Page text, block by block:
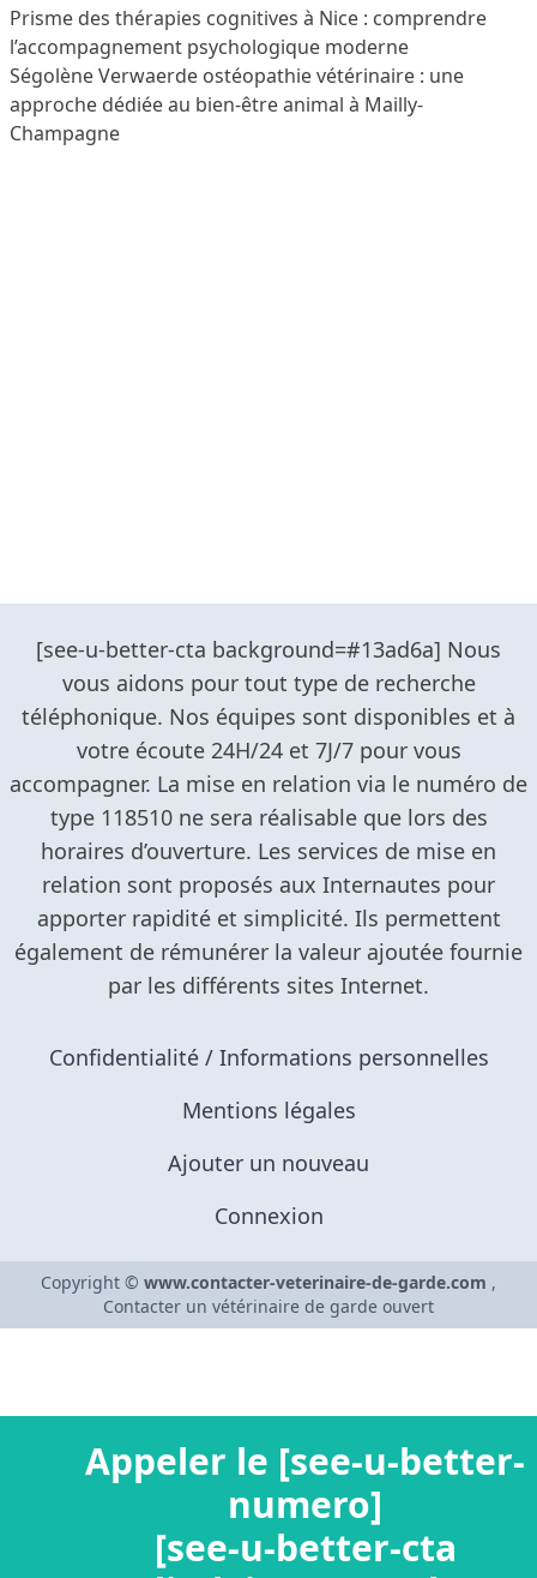
Prisme des thérapies cognitives à Nice : comprendre
l’accompagnement psychologique moderne
Ségolène Verwaerde ostéopathie vétérinaire : une
approche dédiée au bien-être animal à Mailly-
Champagne
Confidentialité / Informations personnelles
Mentions légales
Ajouter un nouveau
Connexion
Copyright © www.contacter-veterinaire-de-garde.com ,
Contacter un vétérinaire de garde ouvert
Appeler le [see-u-better-
numero]
[see-u-better-cta